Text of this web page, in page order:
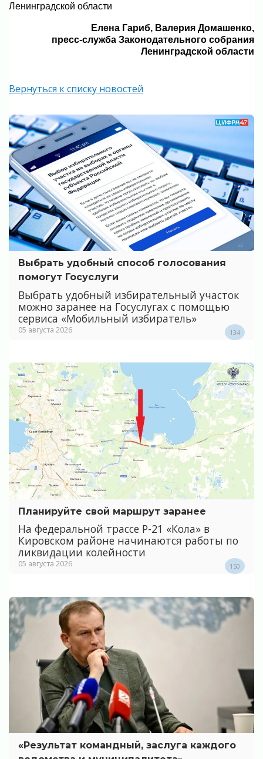
Ленинградской области
Елена Гариб, Валерия Домашенко,
пресс-служба Законодательного собрания
Ленинградской области
Вернуться к списку новостей
Выбрать удобный способ голосования
помогут Госуслуги
Выбрать удобный избирательный участок
можно заранее на Госуслугах с помощью
сервиса «Мобильный избиратель»
05 августа 2026 134
Планируйте свой маршрут заранее
На федеральной трассе Р-21 «Кола» в
Кировском районе начинаются работы по
ликвидации колейности
05 августа 2026 150
«Результат командный, заслуга каждого